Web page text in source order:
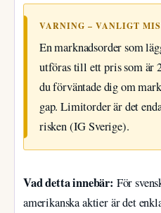
VARNING – VANLIGT
En marknadsorder som
utföras till ett pris som är
du förväntade dig om
gap. Limitorder är det
risken (IG Sverige).
Vad detta innebär: För
amerikanska aktier är det